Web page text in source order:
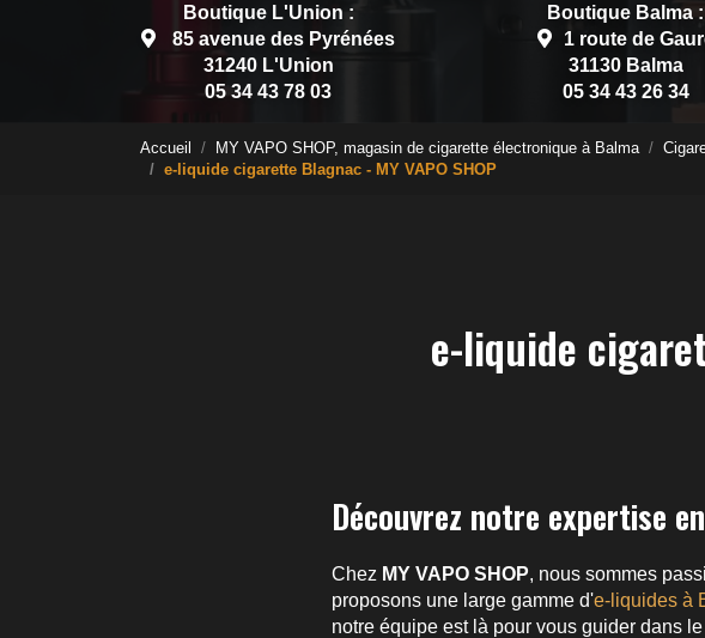
Boutique L'Union :
85 avenue des Pyrénées
31240 L'Union
05 34 43 78 03
Boutique Balma :
1 route de
31130 Balma
05 34 43 26 34
Accueil MY VAPO SHOP, magasin de cigarette électronique à Balma
e-liquide cigarette Blagnac - MY VAPO SHOP
e-liquide
Découvrez notre expertise
Chez MY VAPO SHOP, nous sommes
proposons une large gamme d'e-liquides à
notre équipe est là pour vous guider dans